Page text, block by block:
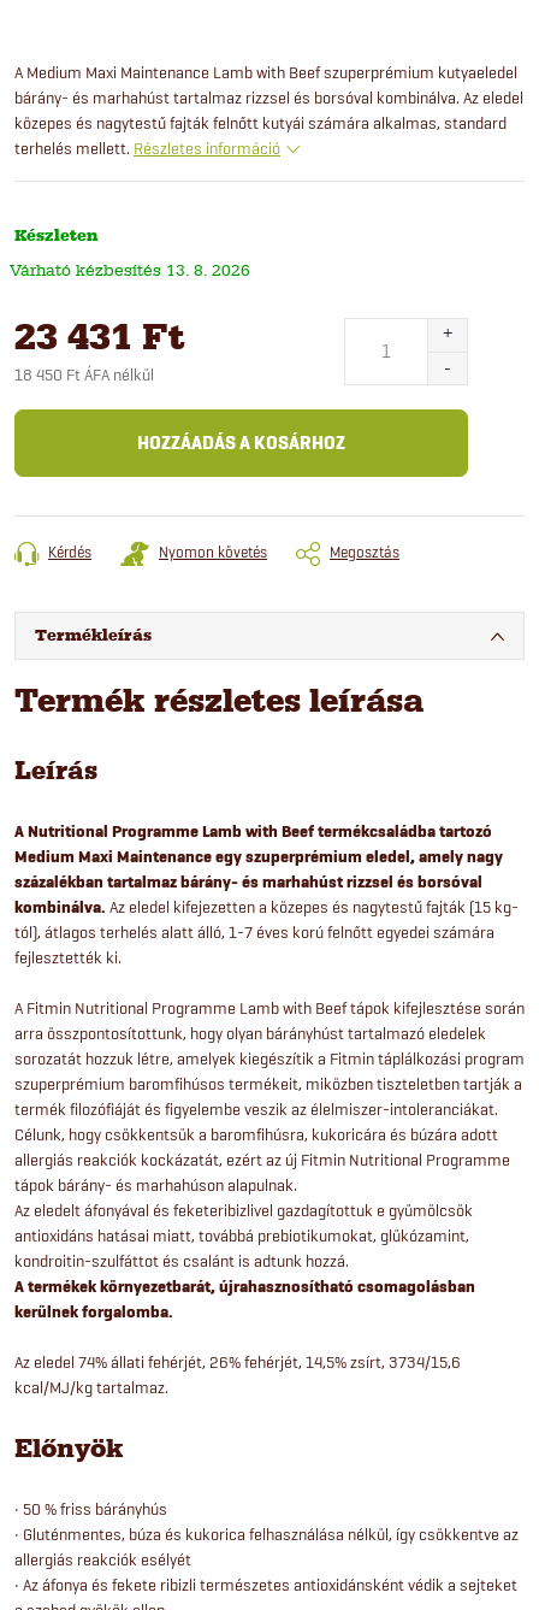
A Medium Maxi Maintenance Lamb with Beef szuperprémium kutyaeledel
bárány- és marhahúst tartalmaz rizzsel és borsóval kombinálva. Az eledel
közepes és nagytestű fajták felnőtt kutyái számára alkalmas, standard
terhelés mellett. Részletes információ
Készleten
13. 8. 2026
23 431 Ft
18 450 Ft ÁFA nélkül
HOZZÁADÁS A KOSÁRHOZ
Kérdés Nyomon követés Megosztás
Termékleírás
Termék részletes leírása
Leírás
A Nutritional Programme Lamb with Beef termékcsaládba tartozó
Medium Maxi Maintenance egy szuperprémium eledel, amely nagy
százalékban tartalmaz bárány- és marhahúst rizzsel és borsóval
kombinálva. Az eledel kifejezetten a közepes és nagytestű fajták (15 kg-
tól), átlagos terhelés alatt álló, 1-7 éves korú felnőtt egyedei számára
fejlesztették ki.
A Fitmin Nutritional Programme Lamb with Beef tápok kifejlesztése során
arra összpontosítottunk, hogy olyan bárányhúst tartalmazó eledelek
sorozatát hozzuk létre, amelyek kiegészítik a Fitmin táplálkozási program
szuperprémium baromfihúsos termékeit, miközben tiszteletben tartják a
termék filozófiáját és figyelembe veszik az élelmiszer-intoleranciákat.
Célunk, hogy csökkentsük a baromfihúsra, kukoricára és búzára adott
allergiás reakciók kockázatát, ezért az új Fitmin Nutritional Programme
tápok bárány- és marhahúson alapulnak.
Az eledelt áfonyával és feketeribizlivel gazdagítottuk e gyümölcsök
antioxidáns hatásai miatt, továbbá prebiotikumokat, glükózamint,
kondroitin-szulfáttot és csalánt is adtunk hozzá.
A termékek környezetbarát, újrahasznosítható csomagolásban
kerülnek forgalomba.
Az eledel 74% állati fehérjét, 26% fehérjét, 14,5% zsírt, 3734/15,6
kcal/MJ/kg tartalmaz.
Előnyök
• 50 % friss bárányhús
• Gluténmentes, búza és kukorica felhasználása nélkül, így csökkentve az
allergiás reakciók esélyét
• Az áfonya és fekete ribizli természetes antioxidánsként védik a sejteket